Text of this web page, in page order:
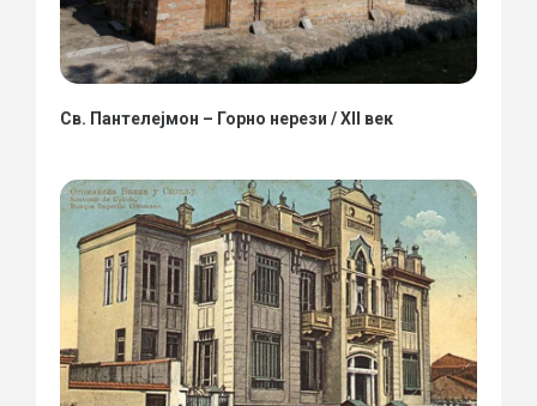
Св. Пантелејмон – Горно нерези / XII век